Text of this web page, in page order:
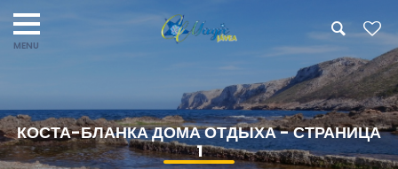
КОСТА-БЛАНКА ДОМА ОТДЫХА - СТРАНИЦА
1